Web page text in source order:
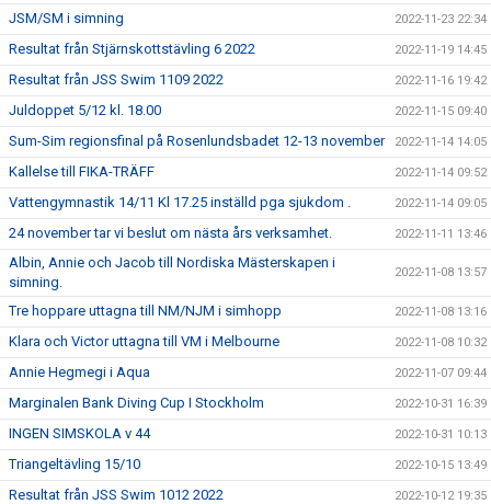
JSM/SM i simning 2022-11-23 22:34
Resultat från Stjärnskottstävling 6 2022 2022-11-19 14:45
Resultat från JSS Swim 1109 2022 2022-11-16 19:42
Juldoppet 5/12 kl. 18.00 2022-11-15 09:40
Sum-Sim regionsfinal på Rosenlundsbadet 12-13 november 2022-11-14 14:05
Kallelse till FIKA-TRÄFF 2022-11-14 09:52
Vattengymnastik 14/11 Kl 17.25 inställd pga sjukdom . 2022-11-14 09:05
24 november tar vi beslut om nästa års verksamhet. 2022-11-11 13:46
Albin, Annie och Jacob till Nordiska Mästerskapen i
simning.
2022-11-08 13:57
Tre hoppare uttagna till NM/NJM i simhopp 2022-11-08 13:16
Klara och Victor uttagna till VM i Melbourne 2022-11-08 10:32
Annie Hegmegi i Aqua 2022-11-07 09:44
Marginalen Bank Diving Cup I Stockholm 2022-10-31 16:39
INGEN SIMSKOLA v 44 2022-10-31 10:13
Triangeltävling 15/10 2022-10-15 13:49
Resultat från JSS Swim 1012 2022 2022-10-12 19:35